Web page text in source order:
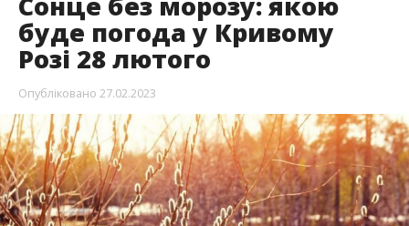
буде погода у Кривому
Розі 28 лютого
Опубліковано 27.02.2023